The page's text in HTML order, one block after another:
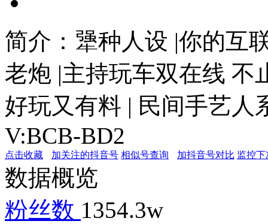
简介： 犟种人设 |你的互
老炮 |主持玩车双在线 不
好玩又有料 | 民间手艺人
V:BCB-BD2
点击收藏 加关注的抖音号 相似号查询 加抖音号对比 监控
数据概览
粉丝数 1354.3w